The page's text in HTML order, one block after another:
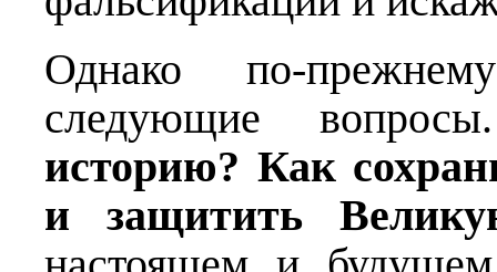
Однако по-
следующие
историю? Как
и защитить